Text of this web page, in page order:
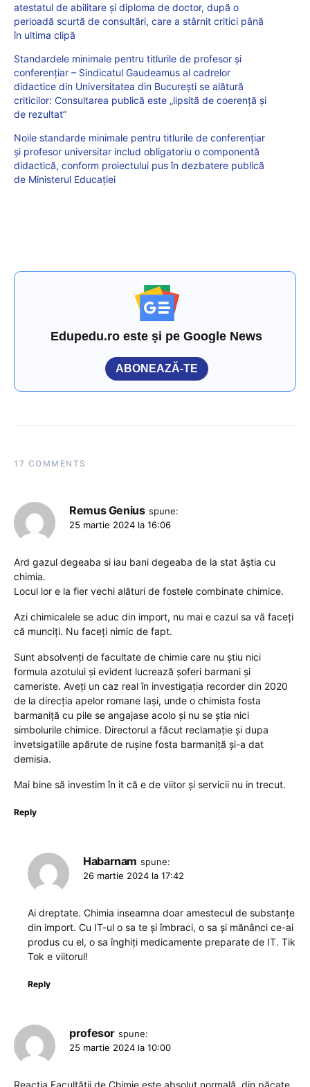
atestatul de abilitare și diploma de doctor, după o
perioadă scurtă de consultări, care a stârnit critici până
în ultima clipă
Standardele minimale pentru titlurile de profesor și
conferențiar – Sindicatul Gaudeamus al cadrelor
didactice din Universitatea din București se alătură
criticilor: Consultarea publică este „lipsită de coerență și
de rezultat”
Noile standarde minimale pentru titlurile de conferențiar
și profesor universitar includ obligatoriu o componentă
didactică, conform proiectului pus în dezbatere publică
de Ministerul Educației
Edupedu.ro este și pe Google News
ABONEAZĂ-TE
17 COMMENTS
Remus Genius spune:
25 martie 2024 la 16:06
Ard gazul degeaba si iau bani degeaba de la stat ăștia cu
chimia.
Locul lor e la fier vechi alături de fostele combinate chimice.
Azi chimicalele se aduc din import, nu mai e cazul sa vă faceți
că munciți. Nu faceți nimic de fapt.
Sunt absolvenți de facultate de chimie care nu știu nici
formula azotului și evident lucrează șoferi barmani și
cameriste. Aveți un caz real în investigația recorder din 2020
de la direcția apelor romane Iași, unde o chimista fosta
barmaniță cu pile se angajase acolo și nu se știa nici
simbolurile chimice. Directorul a făcut reclamație și dupa
invetsigatiile apărute de rușine fosta barmaniță și-a dat
demisia.
Mai bine să investim în it că e de viitor și servicii nu in trecut.
Reply
Habarnam spune:
26 martie 2024 la 17:42
Ai dreptate. Chimia inseamna doar amestecul de substanțe
din import. Cu IT-ul o sa te și îmbraci, o sa și mănânci ce-ai
produs cu el, o sa înghiți medicamente preparate de IT. Tik
Tok e viitorul!
Reply
profesor spune:
25 martie 2024 la 10:00